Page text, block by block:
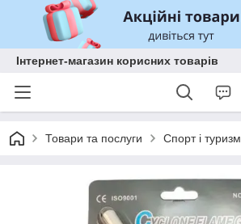
Інтернет-магазин корисних товарів
Товари та послуги Спорт і туризм